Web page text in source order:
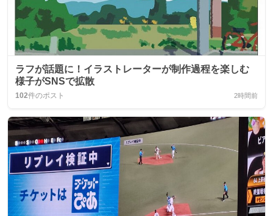
ラフが話題に！イラストレーターが制作過程を楽しむ
様子がSNSで拡散
102件のポスト 2時間前